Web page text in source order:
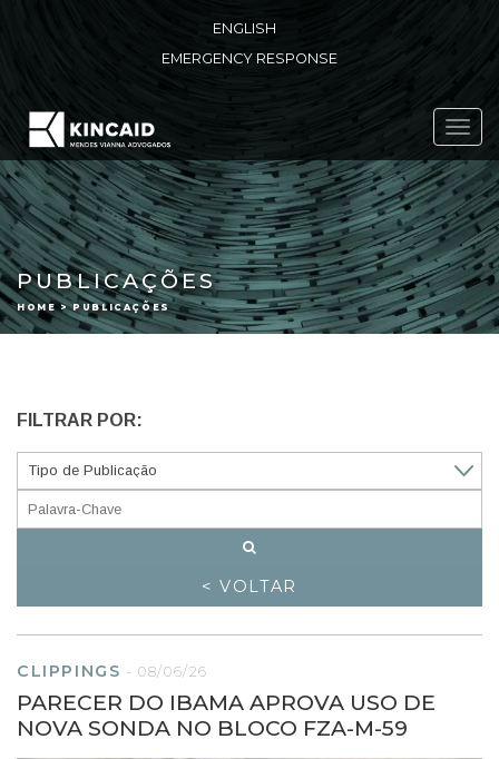
ENGLISH
EMERGENCY RESPONSE
PUBLICAÇÕES
HOME > PUBLICAÇÕES
FILTRAR POR:
< VOLTAR
CLIPPINGS -08/06/26
PARECER DO IBAMA APROVA USO DE
NOVA SONDA NO BLOCO FZA-M-59